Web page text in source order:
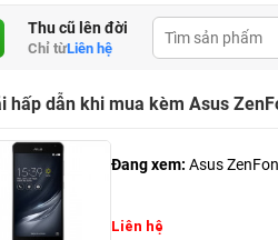
Thu cũ lên đời
Chỉ từLiên hệ
hấp dẫn khi mua kèm Asus
Đang xem: Asus
Liên hệ